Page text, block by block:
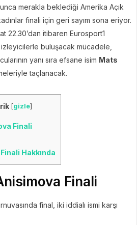
merakla beklediği Amerika Açık
finali için geri sayım sona eriyor.
22.30’dan itibaren Eurosport1
izleyicilerle buluşacak mücadele,
yanı sıra efsane isim Mats
taçlanacak.
[gizle]
Finali
Hakkında
Finali
final, iki iddialı ismi karşı